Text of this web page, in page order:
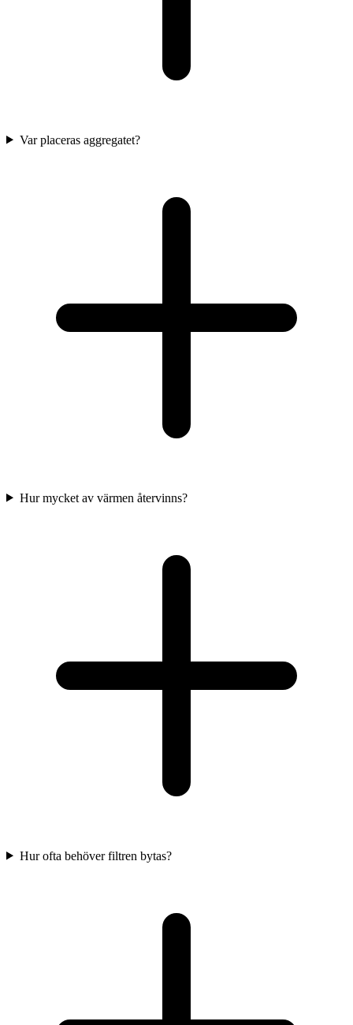
Var placeras aggregatet?
Hur mycket av värmen återvinns?
Hur ofta behöver filtren bytas?